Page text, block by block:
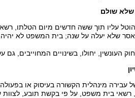
עליו תוך ששה חדשים מיום הטלתו,
שלא יעלה על שנה; בית המשפט לא יהיה
מינהלית הקשורה בעיסוק או בפעולה
רשאי בית משפט, על פי בקשת תובע,